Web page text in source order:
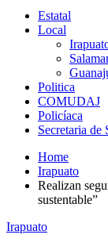
Estatal
Local
Politica
COMUDAJ
Policíaca
Secretaria de
Home
Irapuato
Realizan
sustentable”
Irapuato